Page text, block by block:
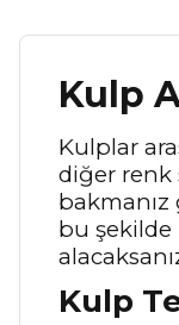
Kulp
Kulplar
diğer renk
bakmanız
bu
Kulp